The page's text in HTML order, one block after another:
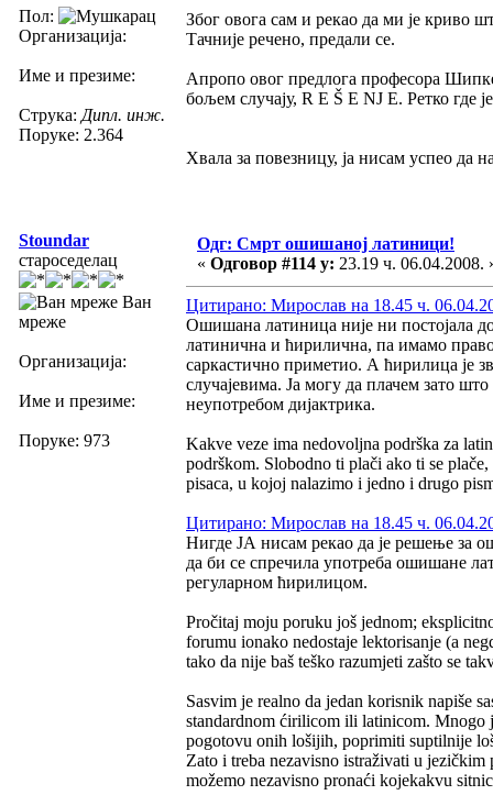
Пол:
Организација:
Име и презиме:
Струка: Дипл. инж.
Поруке: 2.364
Због овога сам и рекао да ми је криво
Тачније речено, предали се.
Апропо овог предлога професора
бољем случају, R E Š E NJ E. Ретко где
Хвала за повезницу, ја нисам успео да
Stoundar
староседелац
Ван
мреже
Организација:
Име и презиме:
Поруке: 973
Одг: Смрт ошишаној латиници!
« Одговор #114 у: 23.19 ч. 06.04.2008.
Цитирано: Мирослав на 18.45 ч.
Ошишана латиница није ни постојала
латинична и ћирилична, па имамо
саркастично приметио. А ћирилица је
случајевима. Ја могу да плачем зато
неупотребом дијактрика.
Kakve veze ima nedovoljna podrška za
podrškom. Slobodno ti plači ako ti se
pisaca, u kojoj nalazimo i jedno i drugo
Цитирано: Мирослав на 18.45 ч.
Нигде ЈА нисам рекао да је решење за
да би се спречила употреба ошишане
регуларном ћирилицом.
Pročitaj moju poruku još jednom;
forumu ionako nedostaje lektorisanje (a
tako da nije baš teško razumjeti zašto se
Sasvim je realno da jedan korisnik napiše
standardnom ćirilicom ili latinicom. Mnogo
pogotovu onih lošijih, poprimiti suptilnije
Zato i treba nezavisno istraživati u
možemo nezavisno pronaći kojekakvu